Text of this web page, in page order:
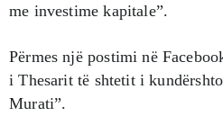
me investime kapitale”.
Përmes një postimi në
i Thesarit të shtetit i
Murati”.